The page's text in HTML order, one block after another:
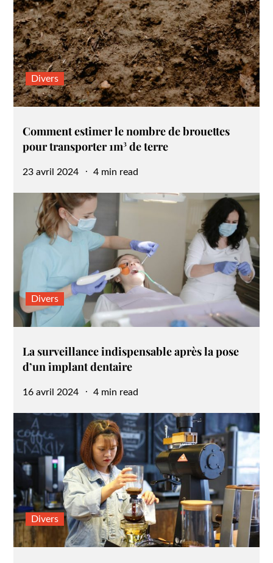
Divers
Comment estimer le nombre de brouettes
pour transporter 1m³ de terre
Posted
23 avril 2024 4 min read
Divers
La surveillance indispensable après la pose
d’un implant dentaire
Posted
16 avril 2024 4 min read
Divers